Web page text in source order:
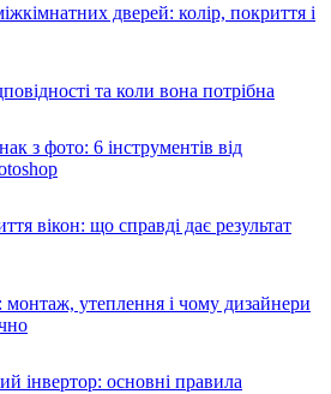
дверей: колір, покриття і
та коли вона потрібна
з фото: 6 інструментів від
вікон: що справді дає результат
монтаж, утеплення і чому дизайнери
інвертор: основні правила